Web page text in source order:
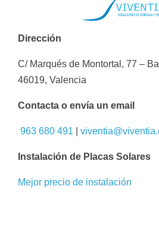
Dirección
C/ Marqués de Montortal, 77 –
46019, Valencia
Contacta o envía un email
963 680 491
Instalación de Placas Solares
Mejor precio de instalación